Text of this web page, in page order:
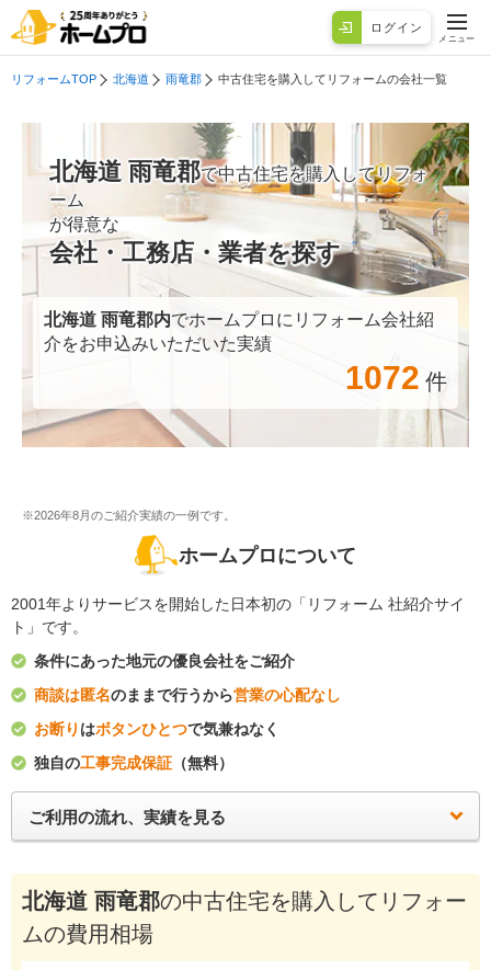
ログイン
メニュー
リフォームTOP 北海道 雨竜郡 中古住宅を購入してリフォームの会社一覧
北海道 雨竜郡で中古住宅を購入してリフォ
ーム
が得意な
会社・工務店・業者を探す
北海道 雨竜郡内でホームプロにリフォーム会社紹
介をお申込みいただいた実績
1072 件
※2026年8月のご紹介実績の一例です。
ホームプロについて
2001年よりサービスを開始した日本初の「リフォーム 社紹介サイ
ト」です。
条件にあった地元の優良会社をご紹介
商談は匿名のままで行うから営業の心配なし
お断り はボタンひとつで気兼ねなく
独自の工事完成保証 （無料）
ご利用の流れ、実績を見る
北海道 雨竜郡の中古住宅を購入してリフォー
ムの費用相場